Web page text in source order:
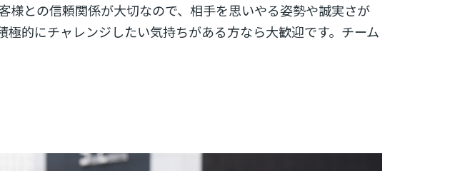
との信頼関係が大切なので、相手を思いやる姿勢や誠実さが
的にチャレンジしたい気持ちがある方なら大歓迎です。チーム